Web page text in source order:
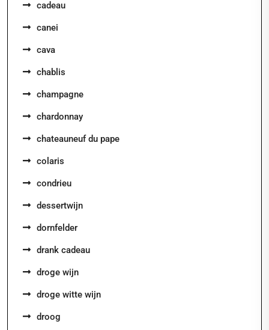
cadeau
canei
cava
chablis
champagne
chardonnay
chateauneuf du pape
colaris
condrieu
dessertwijn
dornfelder
drank cadeau
droge wijn
droge witte wijn
droog